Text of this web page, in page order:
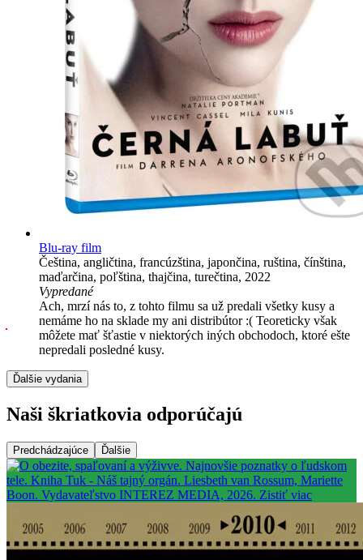
Blu-ray film
Čeština, angličtina, francúzština, japončina, ruština, čínština,
maďarčina, poľština, thajčina, turečtina, 2022
Vypredané
Ach, mrzí nás to, z tohto filmu sa už predali všetky kusy a
nemáme ho na sklade my ani distribútor :( Teoreticky však
môžete mať šťastie v niektorých iných obchodoch, ktoré ešte
nepredali posledné kusy.
Ďalšie vydania
Naši škriatkovia odporúčajú
Predchádzajúce Ďalšie